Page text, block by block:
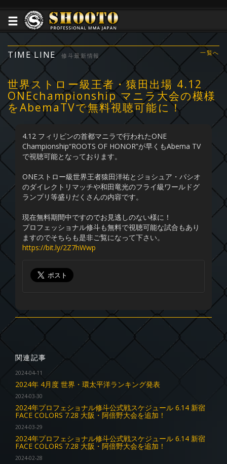
TIME LINE 修斗最新情報 一覧へ
世界ストロー級王者・猿田出場 4.12
ONEchampionship マニラ大会の模様
をAbemaTVで無料視聴可能に！
4.12 フィリピンの首都マニラで行われたONE
Championship“ROOTS OF HONOR”が早くもAbema TV
で視聴可能となっております。
ONEストロー級世界王者猿田洋祐とジョシュア・パシオ
のダイレクトリマッチや和田竜光のフライ級ワールドグ
ランプリ等盛りだくさんの内容です。
現在無料期間中ですのでお見逃しのない様に！
プロフェッショナル修斗も無料で視聴可能な試合もあり
ますのでそちらも是非ご覧になって下さい。
https://bit.ly/2Z7hWwp
関連記事
2024-04-11
2024年 4月度 世界・環太平洋ランキング発表
2024-03-30
2024年プロフェショナル修斗公式戦スケジュール 6.14 新宿
FACE COLORS 7.28 大阪・阿倍野大会を追加！
2024-03-29
2024年プロフェショナル修斗公式戦スケジュール 6.14 新宿
FACE COLORS 7.28 大阪・阿倍野大会を追加！
2024-02-28